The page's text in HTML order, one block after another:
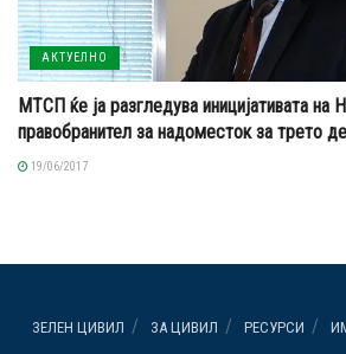
АКТУЕЛНО
МТСП ќе ја разгледува иницијативата на
правобранител за надоместок за трето
19/06/2017
ЗЕЛЕН ЦИВИЛ ЗА ЦИВИЛ РЕСУРСИ